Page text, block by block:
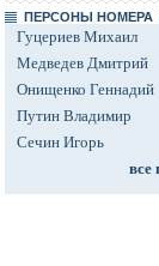
ПЕРСОНЫ НОМЕРА
Гуцериев Михаил
Медведев Дмитрий
Онищенко Геннадий
Путин Владимир
Сечин Игорь
все